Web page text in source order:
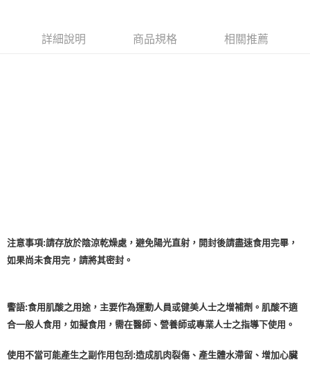
全家取貨付款
每筆NT$100，滿NT$999(含以上)免運費
付款後門市自取
免運費
詳細說明 商品規格 相關推薦
注意事項:請存放於陰涼乾燥處，避免陽光直射，開封後請盡速食用完畢，
如果尚未食用完，請將其密封。
警語:食用肌酸之用途，主要作為運動人員或健美人士之增補劑。肌酸不適
合一般人食用，如擬食用，需在醫師、營養師或專業人士之指導下使用。
使用不當可能產生之副作用包刮:造成肌肉裂傷、產生體水滯留、增加心臟